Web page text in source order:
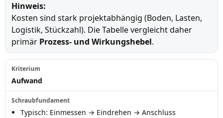
Hinweis:
Kosten sind stark projektabhängig (Boden, Lasten,
Logistik, Stückzahl). Die Tabelle vergleicht daher
primär Prozess- und Wirkungshebel.
Aufwand
Typisch: Einmessen → Eindrehen → Anschluss